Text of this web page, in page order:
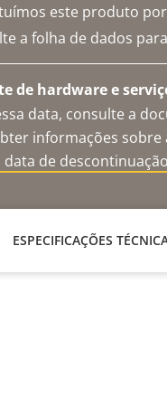
este produto
a folha de dados
de hardware e
data, consulte a
informações sobre
data de descontinuação
ESPECIFICAÇÕES